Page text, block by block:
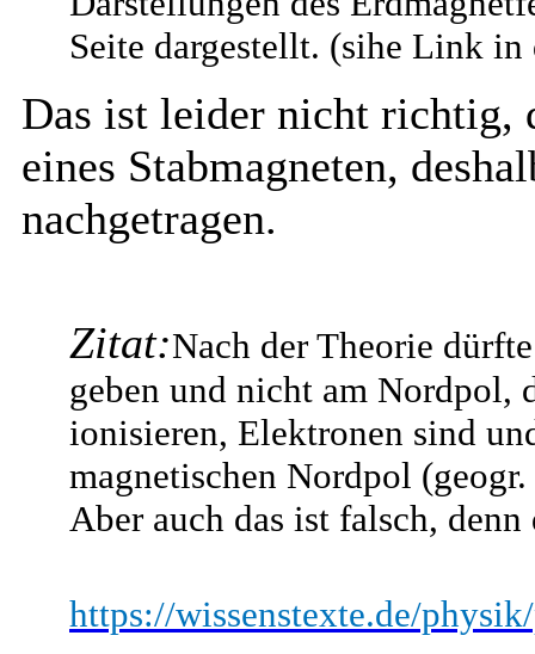
Seite dargestellt. (sihe Link
Das ist leider nicht richtig,
eines Stabmagneten,
nachgetragen.
Zitat:Nach der Theorie
geben und nicht am Nordpol,
ionisieren, Elektronen sind
magnetischen Nordpol
Aber auch das ist falsch,
https://wissenstexte.de/